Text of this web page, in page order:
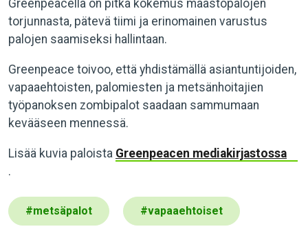
Greenpeacella on pitkä kokemus maastopalojen
torjunnasta, pätevä tiimi ja erinomainen varustus
palojen saamiseksi hallintaan.
Greenpeace toivoo, että yhdistämällä asiantuntijoiden,
vapaaehtoisten, palomiesten ja metsänhoitajien
työpanoksen zombipalot saadaan sammumaan
kevääseen mennessä.
Lisää kuvia paloista Greenpeacen mediakirjastossa
.
#metsäpalot #vapaaehtoiset